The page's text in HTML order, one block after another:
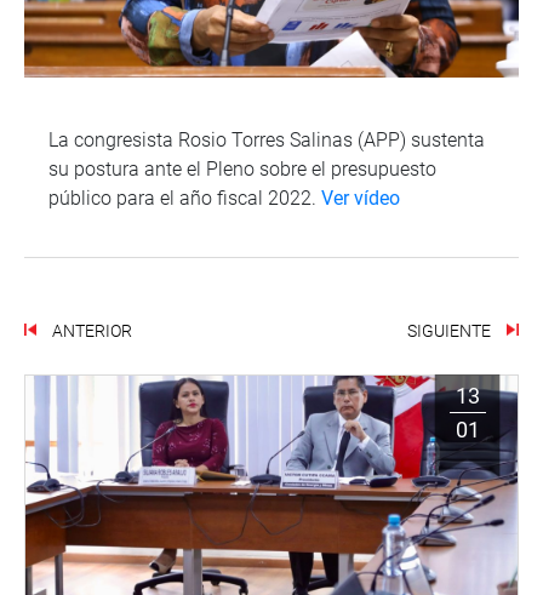
La congresista Rosio Torres Salinas (APP) sustenta
su postura ante el Pleno sobre el presupuesto
público para el año fiscal 2022. Ver vídeo
ANTERIOR SIGUIENTE
13
01